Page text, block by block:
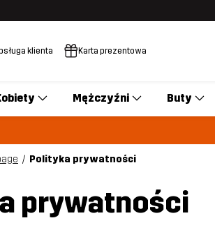
klienta Karta prezentowa
Mężczyźni Buty
Polityka prywatności
prywatności